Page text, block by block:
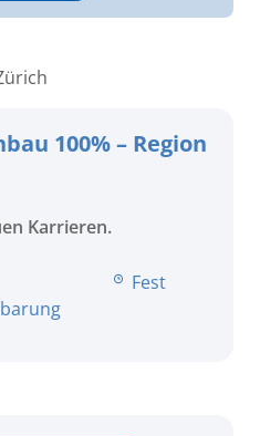
100% – Region
Karrieren.
Fest